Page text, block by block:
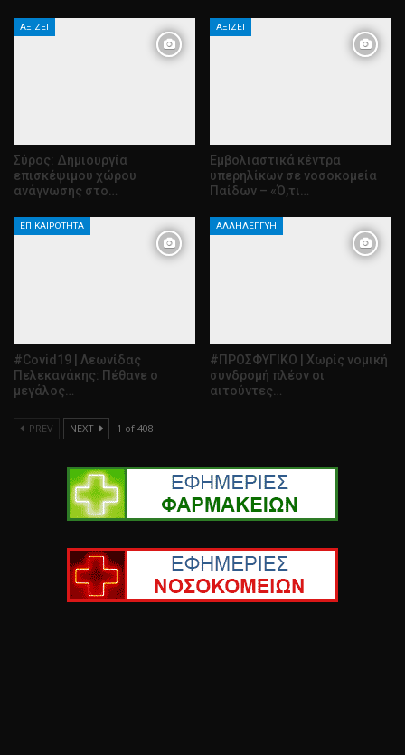
ΑΞΊΖΕΙ
Σύρος: Δημιουργία
επισκέψιμου χώρου
ανάγνωσης στο…
ΑΞΊΖΕΙ
Εμβολιαστικά κέντρα
υπερηλίκων σε νοσοκομεία
Παίδων – «Ό,τι…
ΕΠΙΚΑΙΡΌΤΗΤΑ
#Covid19 | Λεωνίδας
Πελεκανάκης: Πέθανε ο
μεγάλος…
ΑΛΛΗΛΕΓΓΎΗ
#ΠΡΟΣΦΥΓΙΚΟ | Χωρίς νομική
συνδρομή πλέον οι
αιτούντες…
PREV NEXT 1 of 408